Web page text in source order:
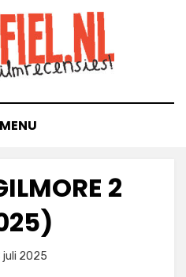
MENU
2
Filmofiel.nl
juli 2025